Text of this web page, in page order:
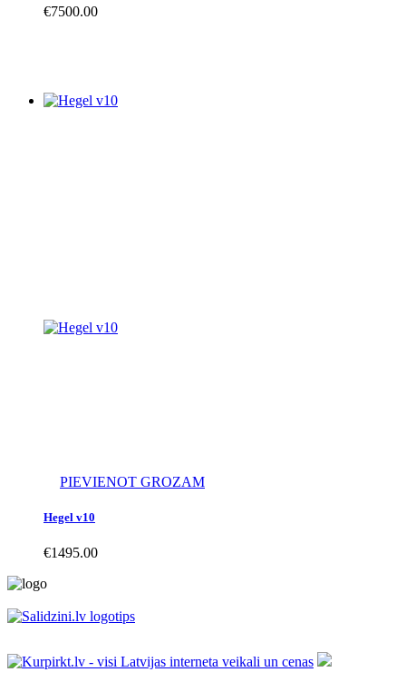
€7500.00
PIEVIENOT GROZAM
Hegel v10
€1495.00